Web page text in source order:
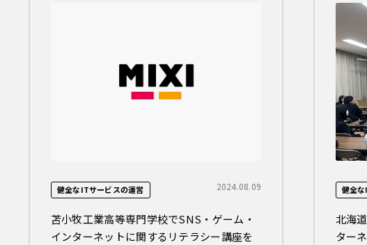
健全なITサービスの運営 2024.08.09
苫小牧工業高等専門学校でSNS・ゲーム・
インターネットに関するリテラシー講座を
健全
北海
ター